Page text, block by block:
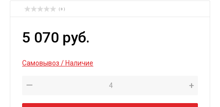
( 0 )
5 070 руб.
Самовывоз / Наличие
— +